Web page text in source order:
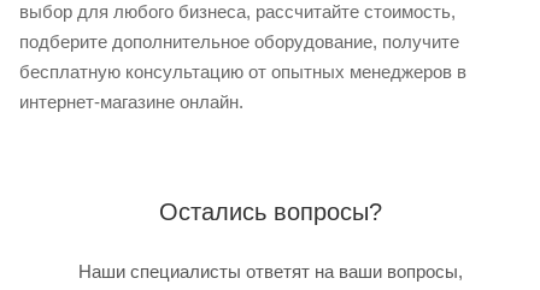
выбор для любого бизнеса, рассчитайте стоимость,
подберите дополнительное оборудование, получите
бесплатную консультацию от опытных менеджеров в
интернет-магазине онлайн.
Остались вопросы?
Наши специалисты ответят на ваши вопросы,